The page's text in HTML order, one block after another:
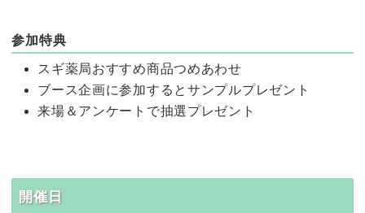
参加特典
スギ薬局おすすめ商品つめあわせ
ブース企画に参加するとサンプルプレゼント
来場＆アンケートで抽選プレゼント
開催日